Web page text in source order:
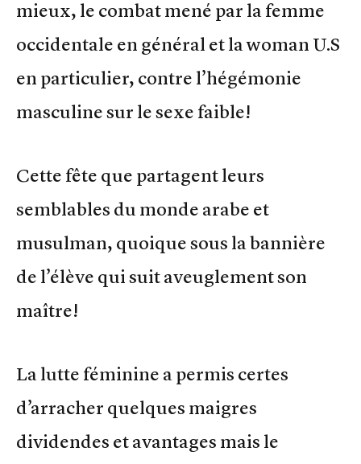
mieux, le combat mené par la femme
occidentale en général et la woman U.S
en particulier, contre l’hégémonie
masculine sur le sexe faible!
Cette fête que partagent leurs
semblables du monde arabe et
musulman, quoique sous la bannière
de l’élève qui suit aveuglement son
maître!
La lutte féminine a permis certes
d’arracher quelques maigres
dividendes et avantages mais le